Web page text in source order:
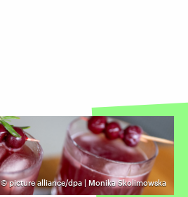
©picture alliance/dpa | Monika Skolimowska